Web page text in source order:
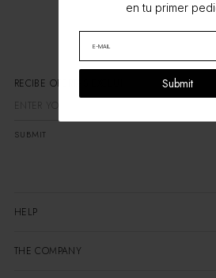
RECIBE OFERTAS EXCLUS
SUBMIT
HELP
THE COMPANY
en tu primer
Submit